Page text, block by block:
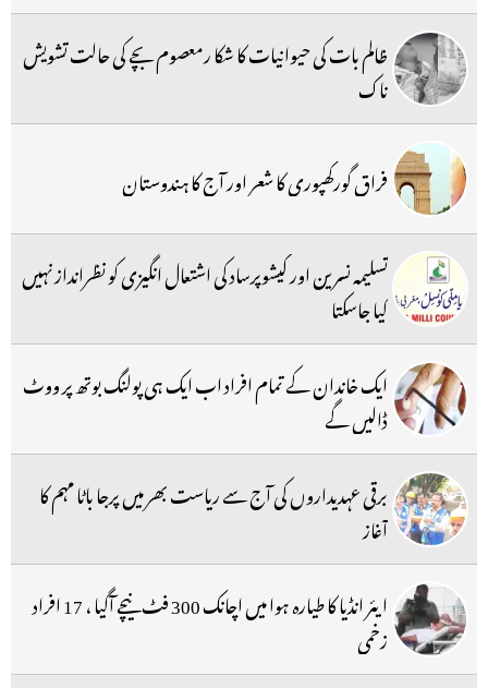
ظالم بات کی حیوانیات کا شکا رمعصوم بچے کی حالت تشویش
ناک
فراق گورکھپوری کا شعر اور آج کا ہندوستان
تسلیمہ نسرین اور کیشوپرساد کی اشتعال انگیزی کو نظرانداز نہیں
کیا جاسکتا
ایک خاندان کے تمام افراد اب ایک ہی پولنگ بوتھ پر ووٹ
ڈالیں گے
برقی عہدیداروں کی آج سے ریاست بھر میں پرجا باٹا مہم کا
آغاز
ایئر انڈیا کا طیارہ ہوا میں اچانک 300 فٹ نیچے آگیا ، 17 افراد
زخمی